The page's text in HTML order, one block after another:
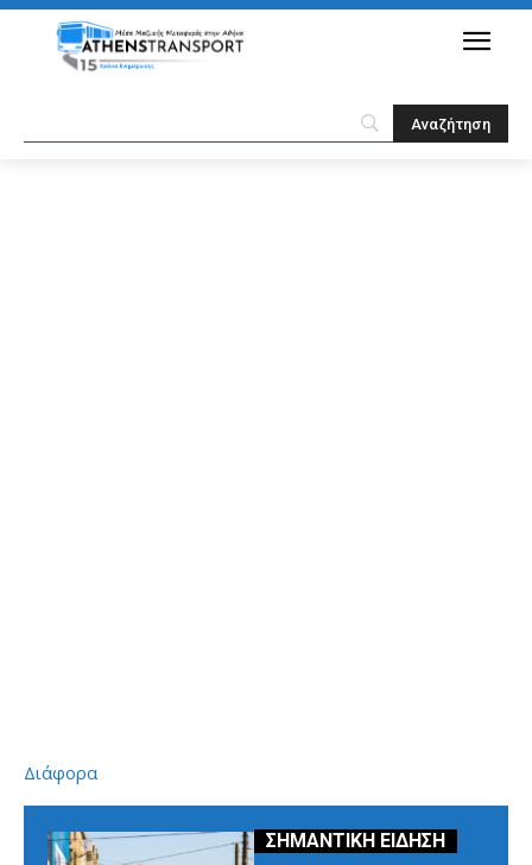
Διάφορα